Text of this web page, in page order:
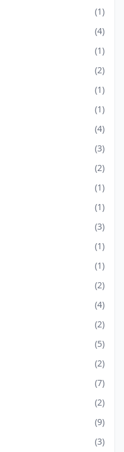
(1)
(4)
(1)
(2)
(1)
(1)
(4)
(3)
(2)
(1)
(1)
(3)
(1)
(1)
(2)
(4)
(2)
(5)
(2)
(7)
(2)
(9)
(3)